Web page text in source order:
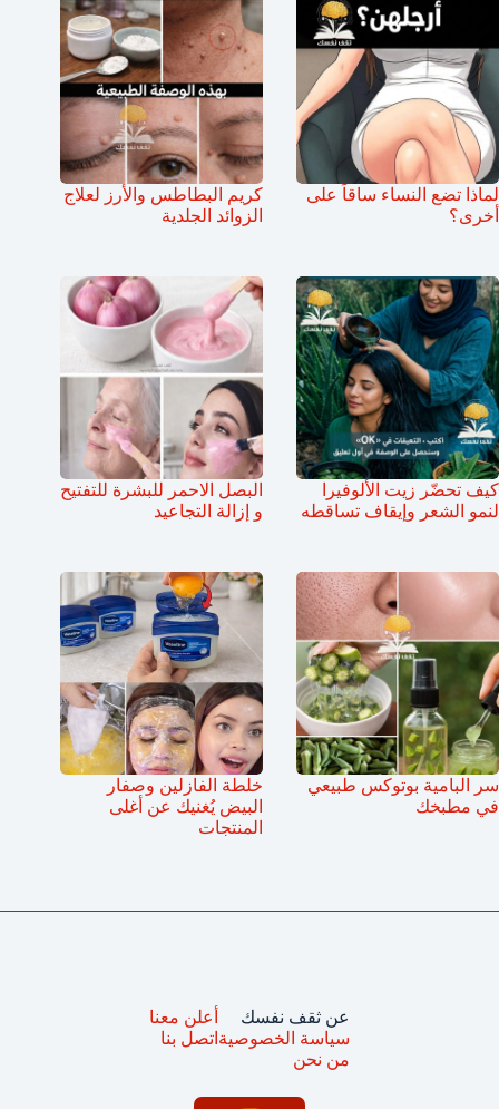
لماذا تضع النساء ساقاً على
أخرى؟
كريم البطاطس والأرز لعلاج
الزوائد الجلدية
كيف تحضّر زيت الألوفيرا
لنمو الشعر وإيقاف تساقطه
البصل الاحمر للبشرة للتفتيح
و إزالة التجاعيد
سر البامية بوتوكس طبيعي
في مطبخك
خلطة الفازلين وصفار
البيض يُغنيك عن أغلى
المنتجات
عن ثقف نفسك
سياسة الخصوصية
من نحن
أعلن معنا
اتصل بنا